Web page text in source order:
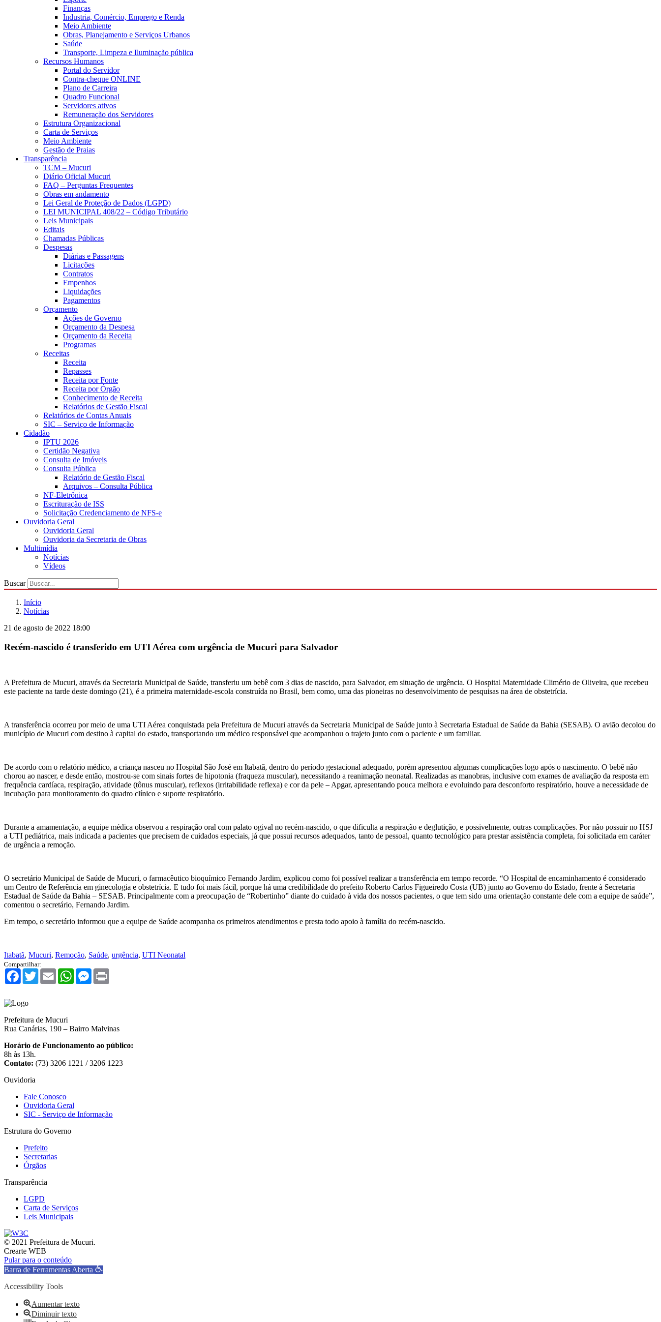
Finanças
Industria, Comércio, Emprego e Renda
Meio Ambiente
Obras, Planejamento e Serviços Urbanos
Saúde
Transporte, Limpeza e Iluminação pública
Recursos Humanos
Portal do Servidor
Contra-cheque ONLINE
Plano de Carreira
Quadro Funcional
Servidores ativos
Remuneração dos Servidores
Estrutura Organizacional
Carta de Serviços
Meio Ambiente
Gestão de Praias
Transparência
TCM – Mucuri
Diário Oficial Mucuri
FAQ – Perguntas Frequentes
Obras em andamento
Lei Geral de Proteção de Dados (LGPD)
LEI MUNICIPAL 408/22 – Código Tributário
Leis Municipais
Editais
Chamadas Públicas
Despesas
Diárias e Passagens
Licitações
Contratos
Empenhos
Liquidações
Pagamentos
Orçamento
Ações de Governo
Orçamento da Despesa
Orçamento da Receita
Programas
Receitas
Receita
Repasses
Receita por Fonte
Receita por Órgão
Conhecimento de Receita
Relatórios de Gestão Fiscal
Relatórios de Contas Anuais
SIC – Serviço de Informação
Cidadão
IPTU 2026
Certidão Negativa
Consulta de Imóveis
Consulta Pública
Relatório de Gestão Fiscal
Arquivos – Consulta Pública
NF-Eletrônica
Escrituração de ISS
Solicitação Credenciamento de NFS-e
Ouvidoria Geral
Ouvidoria Geral
Ouvidoria da Secretaria de Obras
Multimídia
Notícias
Vídeos
Buscar
Início
Notícias
21 de agosto de 2022 18:00
Recém-nascido é transferido em UTI Aérea com urgência de Mucuri para Salvador
A Prefeitura de Mucuri, através da Secretaria Municipal de Saúde, transferiu um bebê com 3 dias de nascido, para Salvador, em situação de urgência. O Hospital Maternidade Climério de Oliveira, que recebeu
este paciente na tarde deste domingo (21), é a primeira maternidade-escola construída no Brasil, bem como, uma das pioneiras no desenvolvimento de pesquisas na área de obstetrícia.
A transferência ocorreu por meio de uma UTI Aérea conquistada pela Prefeitura de Mucuri através da Secretaria Municipal de Saúde junto à Secretaria Estadual de Saúde da Bahia (SESAB). O avião decolou do
município de Mucuri com destino à capital do estado, transportando um médico responsável que acompanhou o trajeto junto com o paciente e um familiar.
De acordo com o relatório médico, a criança nasceu no Hospital São José em Itabatã, dentro do período gestacional adequado, porém apresentou algumas complicações logo após o nascimento. O bebê não
chorou ao nascer, e desde então, mostrou-se com sinais fortes de hipotonia (fraqueza muscular), necessitando a reanimação neonatal. Realizadas as manobras, inclusive com exames de avaliação da resposta em
frequência cardíaca, respiração, atividade (tônus muscular), reflexos (irritabilidade reflexa) e cor da pele – Apgar, apresentando pouca melhora e evoluindo para desconforto respiratório, houve a necessidade de
incubação para monitoramento do quadro clínico e suporte respiratório.
Durante a amamentação, a equipe médica observou a respiração oral com palato ogival no recém-nascido, o que dificulta a respiração e deglutição, e possivelmente, outras complicações. Por não possuir no HSJ
a UTI pediátrica, mais indicada a pacientes que precisem de cuidados especiais, já que possui recursos adequados, tanto de pessoal, quanto tecnológico para prestar assistência completa, foi solicitada em caráter
de urgência a remoção.
O secretário Municipal de Saúde de Mucuri, o farmacêutico bioquímico Fernando Jardim, explicou como foi possível realizar a transferência em tempo recorde. “O Hospital de encaminhamento é considerado
um Centro de Referência em ginecologia e obstetrícia. E tudo foi mais fácil, porque há uma credibilidade do prefeito Roberto Carlos Figueiredo Costa (UB) junto ao Governo do Estado, frente à Secretaria
Estadual de Saúde da Bahia – SESAB. Principalmente com a preocupação de “Robertinho” diante do cuidado à vida dos nossos pacientes, o que tem sido uma orientação constante dele com a equipe de saúde”,
comentou o secretário, Fernando Jardim.
Em tempo, o secretário informou que a equipe de Saúde acompanha os primeiros atendimentos e presta todo apoio à família do recém-nascido.
Itabatã, Mucuri, Remoção, Saúde, urgência, UTI Neonatal
Compartilhar:
Facebook
TwitterEmail WhatsAppMessenger
Prefeitura de Mucuri
Rua Canárias, 190 – Bairro Malvinas
Horário de Funcionamento ao público:
8h às 13h.
Contato: (73) 3206 1221 / 3206 1223
Ouvidoria
Fale Conosco
Ouvidoria Geral
SIC - Serviço de Informação
Estrutura do Governo
Prefeito
Secretarias
Órgãos
Transparência
LGPD
Carta de Serviços
Leis Municipais
© 2021 Prefeitura de Mucuri.
Crearte WEB
Pular para o conteúdo
Barra de Ferramentas Aberta
Accessibility Tools
Aumentar texto
Diminuir texto